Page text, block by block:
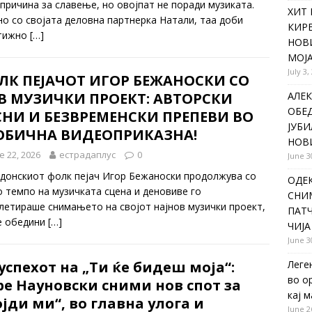
за славење, но овојпат не поради музиката.
со својата деловна партнерка Натали, таа доби
[…]
ПЕЈАЧОТ ИГОР БЕЖАНОСКИ СО
МУЗИЧКИ ПРОЕКТ: АВТОРСКИ
И БЕЗВРЕМЕНСКИ ПРЕПЕВИ ВО
ВИДЕОПРИКАЗНА!
22, 2026 естрадаплус 0
фолк пејач Игор Бежаноски продолжува со
темпо на музичката сцена и деновиве го
снимањето на својот најнов музички проект,
обедини […]
на „Ти ќе бидеш моја“:
Науновски сними нов спот за
ми“, во главна улога и
ХИТ
July 3,
June
June
во
кај
June